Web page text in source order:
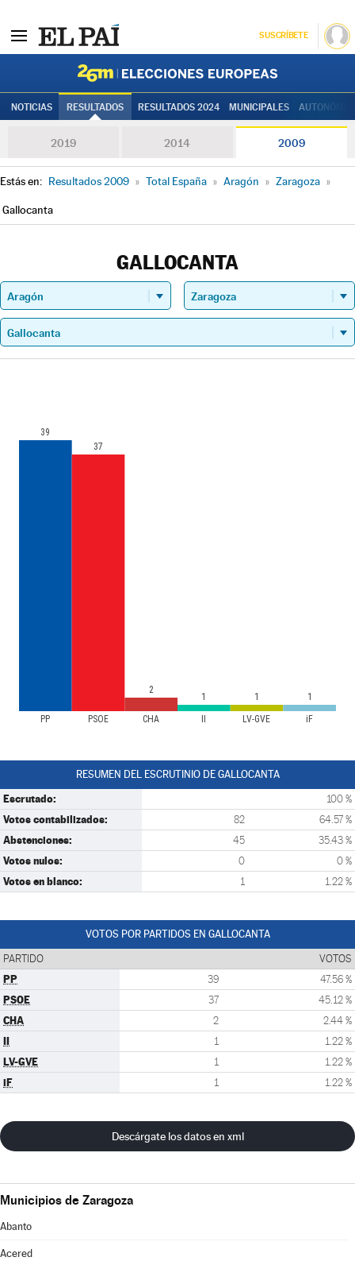
SUSCRÍBETE
NOTICIAS RESULTADOS RESULTADOS 2024 MUNICIPALES
2019 2014 2009
Estás en: Resultados 2009 » Total España » Aragón » Zaragoza »
Gallocanta
GALLOCANTA
PP PSOE CHA LV-GVE iF
39
37
2
1 1 1
RESUMEN DEL ESCRUTINIO DE GALLOCANTA
Escrutado: 100 %
Votos contabilizados: 82 64.57 %
Abstenciones: 45 35.43 %
Votos nulos: 0 0 %
Votos en blanco: 1 1.22 %
VOTOS POR PARTIDOS EN GALLOCANTA
PARTIDO VOTOS
PP 39 47.56 %
PSOE 37 45.12 %
CHA 2 2.44 %
II 1 1.22 %
LV-GVE 1 1.22 %
iF 1 1.22 %
Descárgate los datos en xml
Municipios de Zaragoza
Abanto
Acered